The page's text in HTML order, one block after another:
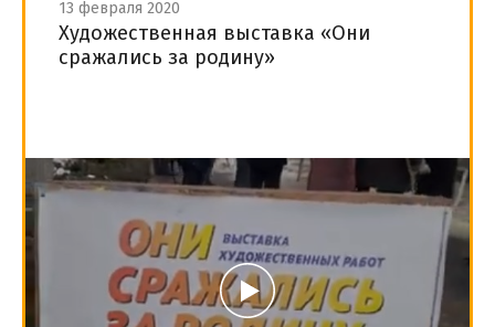
13 февраля 2020
Художественная выставка «Они
сражались за родину»